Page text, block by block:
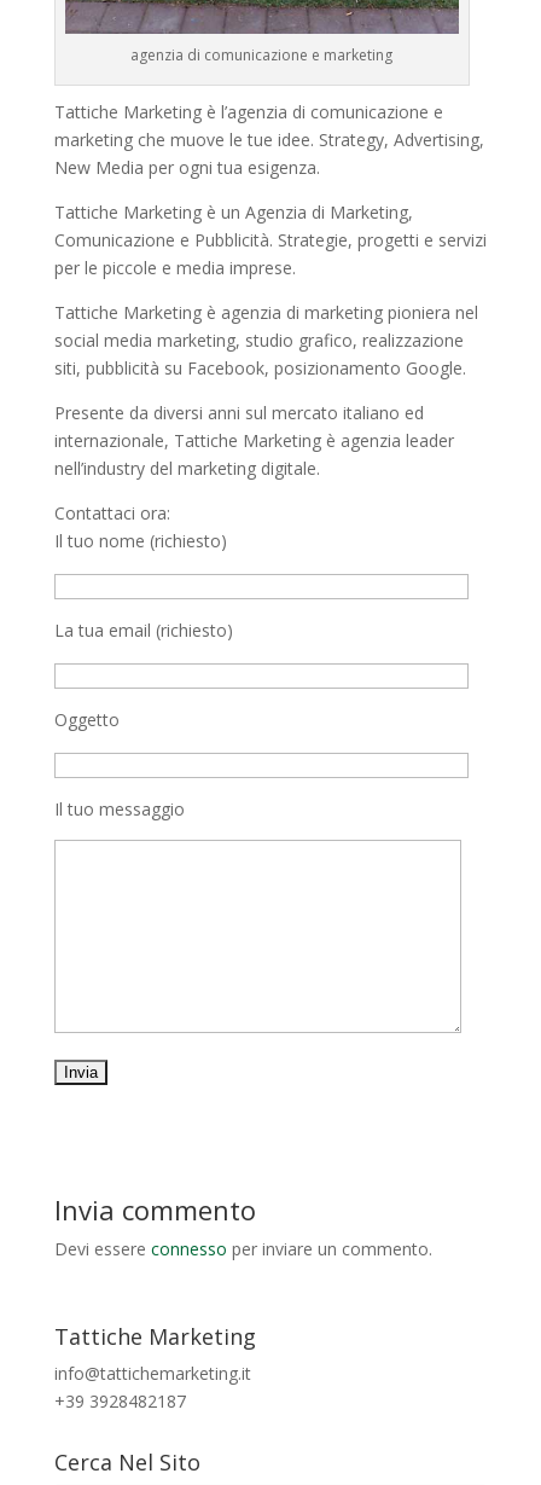
agenzia di comunicazione e marketing
Tattiche Marketing è l’agenzia di comunicazione e
marketing che muove le tue idee. Strategy, Advertising,
New Media per ogni tua esigenza.
Tattiche Marketing è un Agenzia di Marketing,
Comunicazione e Pubblicità. Strategie, progetti e servizi
per le piccole e media imprese.
Tattiche Marketing è agenzia di marketing pioniera nel
social media marketing, studio grafico, realizzazione
siti, pubblicità su Facebook, posizionamento Google.
Presente da diversi anni sul mercato italiano ed
internazionale, Tattiche Marketing è agenzia leader
nell’industry del marketing digitale.
Contattaci ora:
Il tuo nome (richiesto)
La tua email (richiesto)
Oggetto
Il tuo messaggio
Invia commento
Devi essere connesso per inviare un commento.
Tattiche Marketing
info@tattichemarketing.it
+39 3928482187
Cerca Nel Sito